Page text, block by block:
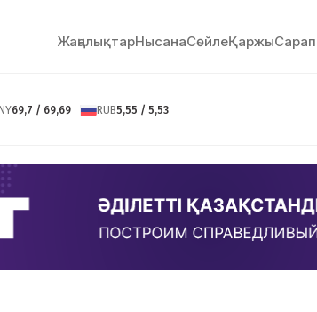
ЖаңалықтарНысанаСөйлeҚаржы
69,7 / 69,69 RUB5,55 / 5,53